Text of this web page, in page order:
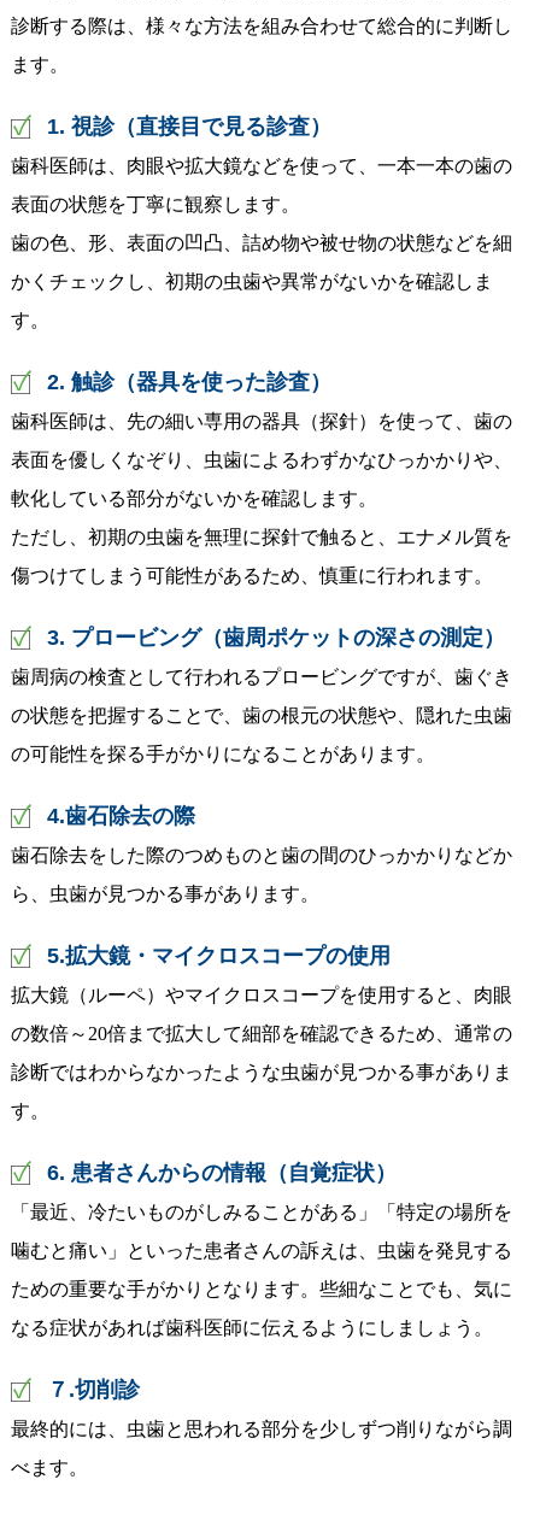
診断する際は、様々な方法を組み合わせて総合的に判断し
ます。
1. 視診（直接目で見る診査）
歯科医師は、肉眼や拡大鏡などを使って、一本一本の歯の
表面の状態を丁寧に観察します。
歯の色、形、表面の凹凸、詰め物や被せ物の状態などを細
かくチェックし、初期の虫歯や異常がないかを確認しま
す。
2. 触診（器具を使った診査）
歯科医師は、先の細い専用の器具（探針）を使って、歯の
表面を優しくなぞり、虫歯によるわずかなひっかかりや、
軟化している部分がないかを確認します。
ただし、初期の虫歯を無理に探針で触ると、エナメル質を
傷つけてしまう可能性があるため、慎重に行われます。
3. プロービング（歯周ポケットの深さの測定）
歯周病の検査として行われるプロービングですが、歯ぐき
の状態を把握することで、歯の根元の状態や、隠れた虫歯
の可能性を探る手がかりになることがあります。
4.歯石除去の際
歯石除去をした際のつめものと歯の間のひっかかりなどか
ら、虫歯が見つかる事があります。
5.拡大鏡・マイクロスコープの使用
拡大鏡（ルーペ）やマイクロスコープを使用すると、肉眼
の数倍～20倍まで拡大して細部を確認できるため、通常の
診断ではわからなかったような虫歯が見つかる事がありま
す。
6. 患者さんからの情報（自覚症状）
「最近、冷たいものがしみることがある」「特定の場所を
噛むと痛い」といった患者さんの訴えは、虫歯を発見する
ための重要な手がかりとなります。些細なことでも、気に
なる症状があれば歯科医師に伝えるようにしましょう。
７.切削診
最終的には、虫歯と思われる部分を少しずつ削りながら調
べます。